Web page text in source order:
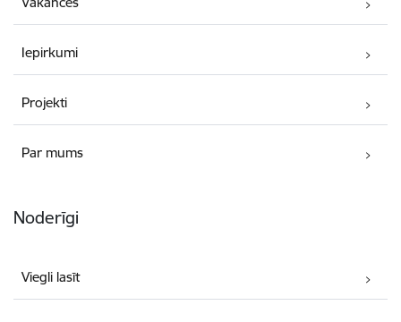
Iepirkumi
Projekti
Par mums
Noderīgi
Viegli lasīt